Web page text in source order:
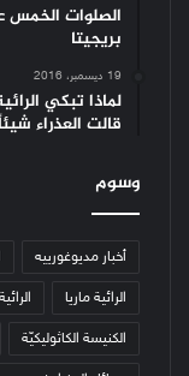
الصلوات الخمس
بريجيتا
19 ديسمبر، 2016
لماذا تبكي
قالت العذراء
وسوم
أخبار مديوغورييه
الرائية ماريا
الكنيسة الكاثوليكيّة